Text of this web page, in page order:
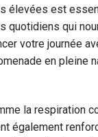
élevées est
quotidiens qui
votre journée
en pleine
la respiration
également